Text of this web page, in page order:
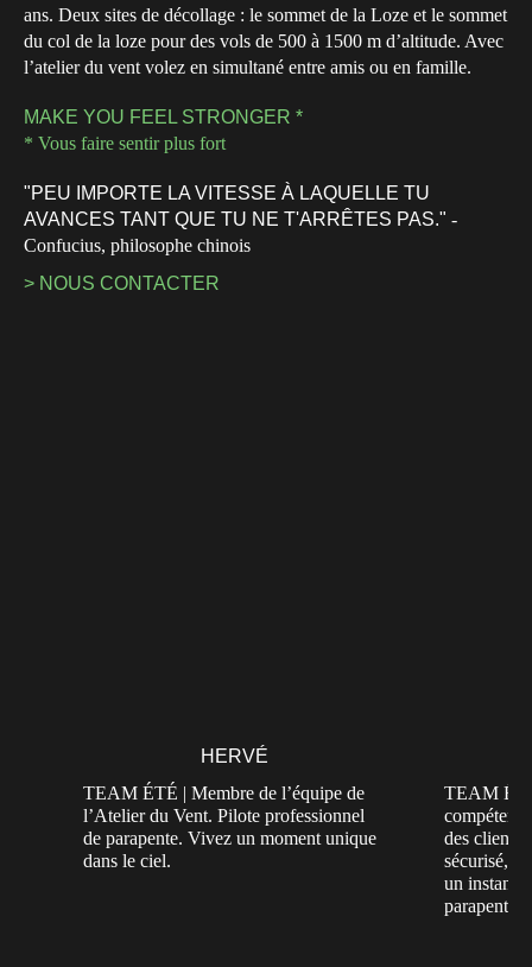
ans. Deux sites de décollage : le sommet de la Loze et le sommet
du col de la loze pour des vols de 500 à 1500 m d’altitude. Avec
l’atelier du vent volez en simultané entre amis ou en famille.
MAKE YOU FEEL STRONGER *
* Vous faire sentir plus fort
"PEU IMPORTE LA VITESSE À LAQUELLE TU
AVANCES TANT QUE TU NE T'ARRÊTES PAS." -
Confucius, philosophe chinois
> NOUS CONTACTER
HERVÉ
TEAM ÉTÉ | Membre de l’équipe de
l’Atelier du Vent. Pilote professionnel
de parapente. Vivez un moment unique
dans le ciel.
TEAM
des clients
sécurisé,
un instant
parapente